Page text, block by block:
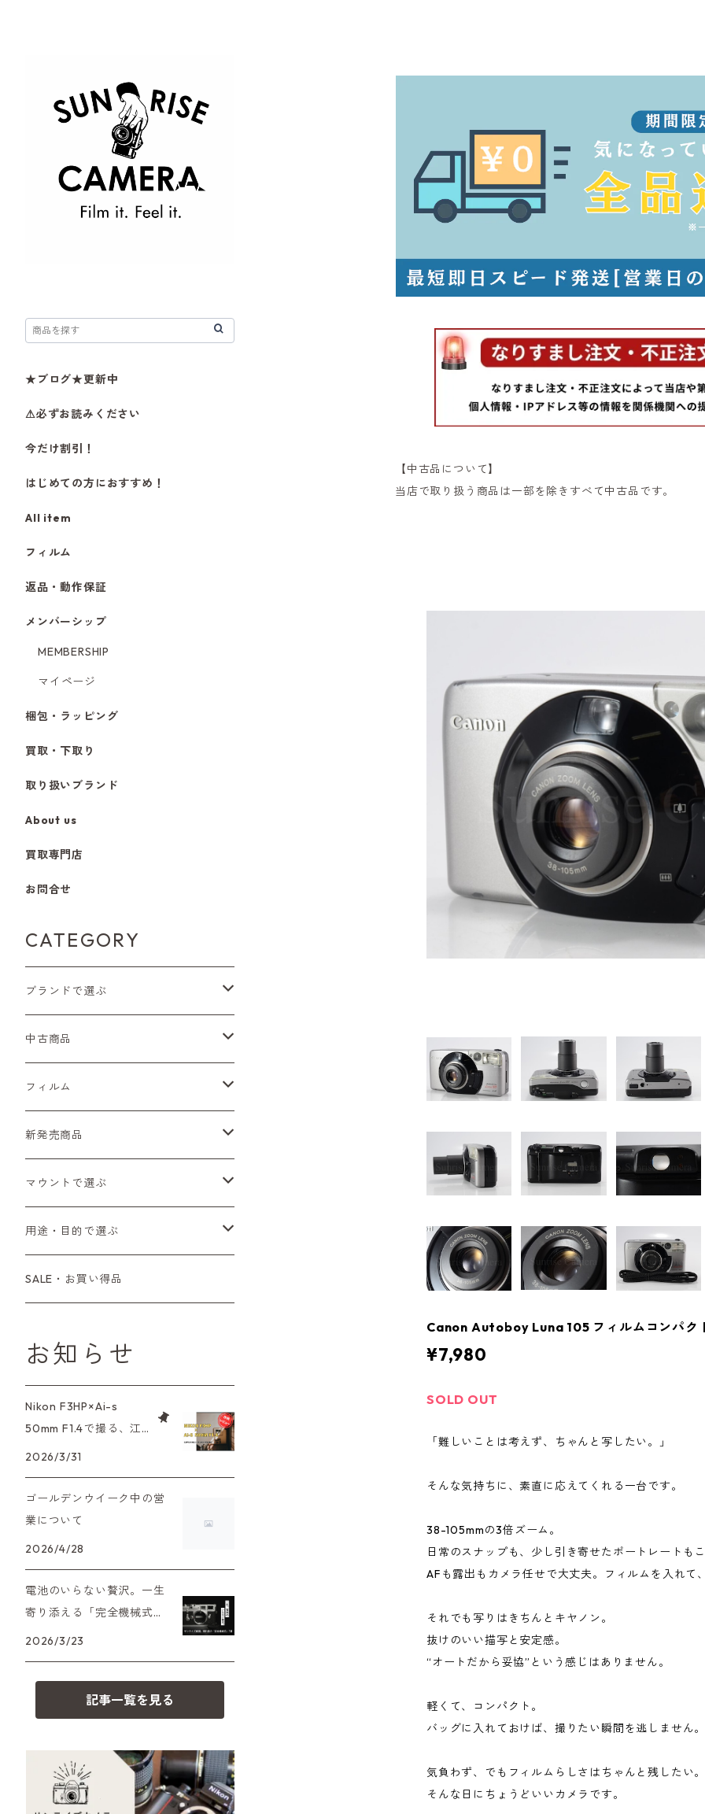
【中古品について】
当店で取り扱う商品は一部を除きすべて中古品です。
Canon Autoboy Luna 105 フィルムコンパク
¥7,980
SOLD OUT
「難しいことは考えず、ちゃんと写したい。」
そんな気持ちに、素直に応えてくれる一台です。
38-105mmの3倍ズーム。
日常のスナップも、少し引き寄せたポートレートもこ
AFも露出もカメラ任せで大丈夫。フィルムを入れて
それでも写りはきちんとキヤノン。
抜けのいい描写と安定感。
“オートだから妥協”という感じはありません。
軽くて、コンパクト。
バッグに入れておけば、撮りたい瞬間を逃しません。
気負わず、でもフィルムらしさはちゃんと残したい。
そんな日にちょうどいいカメラです。
★ブログ★更新中
⚠必ずお読みください
今だけ割引！
はじめての方におすすめ！
All item
フィルム
返品・動作保証
メンバーシップ
MEMBERSHIP
マイページ
梱包・ラッピング
買取・下取り
取り扱いブランド
About us
買取専門店
お問合せ
CATEGORY
ブランドで選ぶ
Nikon（ニコン）
Sシリーズ
Fシリーズ（一桁＋F100）
Canon（キヤノン）
レンジファインダー（7、P）
PENTAX（ペンタックス）
SL、SP
K2、KX、KM
M42単焦点レンズ
CONTAX（コンタックス）
G1、G2
Tシリーズ
MINOLTA（ミノルタ）
コンパクト
α7、α9、X700
OLYMPUS（オリンパス）
PENシリーズ
XAシリーズ
35DC、35SP
PEN F、FT
OM-1
HEXAR
Leica（ライカ）
Mシリーズ
minilux
ド）
35シリーズ
RICOH（リコー）
Voigtlander（フォクトレンダー）
BESSA
YASHICA（ヤシカ）
Mamiya（マミヤ）
中古商品
フィルムカメラ
一眼レフカメラ（マニュアルフォーカス）
一眼レフカメラ（オートフォーカス）
ス）
デジタルカメラ
デジタルカメラ
一眼カメラ
ミラーレスカメラ
マニュアルレンズ
一眼レンズ
レンジファインダーレンズ
大判レンズ
レンズその他
オートフォーカスレンズ
一眼レンズ
マウントアダプター
フィルム
レンズ付きフィルム
35mm（135）カラーネガ
35mm（135）白黒ネガ
35mm（135）カラーリバーサル
新発売商品
フィルムカメラ
レンズ付きフィルム
アクセサリー・付属品
マウントで選ぶ
M42
L39
FD（キヤノン）
OM（オリンパス）
A（ミノルタ（ソニー））
MD（ミノルタ）
K（ペンタックス）
CY（ヤシカコンタックス）
M（ライカ）
R（ライカ）
用途・目的で選ぶ
初心者の方へもおすすめ！
SALE・お買い得品
お知らせ
Nikon F3HP×Ai-s
50mm F1.4で撮る、江
戸東京たてもの園。ノ
2026/3/31
ゴールデンウイーク中の営
業について
2026/4/28
電池のいらない贅沢。一生
寄り添える「完全機械式」
フィルムカメラの名機7選
2026/3/23
記事一覧を見る